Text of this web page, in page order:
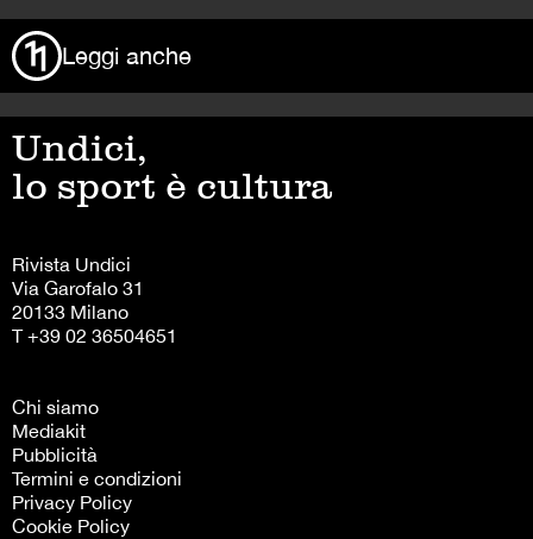
Leggi anche
Undici,
lo sport è cultura
Rivista Undici
Via Garofalo 31
20133 Milano
T +39 02 36504651
Chi siamo
Mediakit
Pubblicità
Termini e condizioni
Privacy Policy
Cookie Policy